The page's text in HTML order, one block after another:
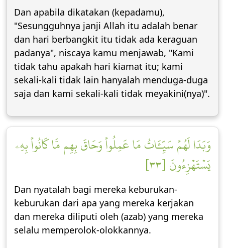
Dan apabila dikatakan (kepadamu),
"Sesungguhnya janji Allah itu adalah benar
dan hari berbangkit itu tidak ada keraguan
padanya", niscaya kamu menjawab, "Kami
tidak tahu apakah hari kiamat itu; kami
sekali-kali tidak lain hanyalah menduga-duga
saja dan kami sekali-kali tidak meyakini(nya)".
وَبَدَا لَهُمۡ سَيِّـَٔاتُ مَا عَمِلُواْ وَحَاقَ بِهِم مَّا كَانُواْ بِهِۦ
يَسۡتَهۡزِءُونَ [٣٣]
Dan nyatalah bagi mereka keburukan-
keburukan dari apa yang mereka kerjakan
dan mereka diliputi oleh (azab) yang mereka
selalu memperolok-olokkannya.